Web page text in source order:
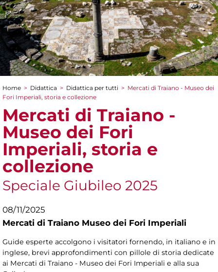
Tu sei qui
Home > Didattica > Didattica per tutti > Mercati di Traiano - Museo dei
Fori Imperiali, storia e collezione
Mercati di Traiano -
Museo dei Fori
Imperiali, storia e
collezione
Speciale Giubileo 2025
08/11/2025
Mercati di Traiano Museo dei Fori Imperiali
Guide esperte accolgono i visitatori fornendo, in italiano e in
inglese, brevi approfondimenti con pillole di storia dedicate
ai Mercati di Traiano - Museo dei Fori Imperiali e alla sua